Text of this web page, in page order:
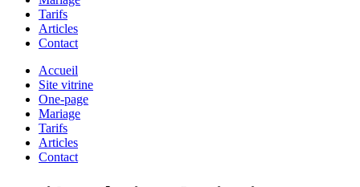
Tarifs
Articles
Contact
Accueil
Site vitrine
One-page
Mariage
Tarifs
Articles
Contact